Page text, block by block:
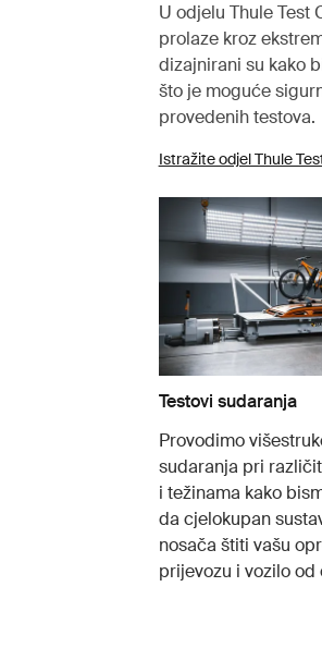
U odjelu Thule
prolaze kroz
dizajnirani su kako
što je moguće
provedenih testova.
Istražite odjel Thule
Testovi sudaranja
Provodimo
sudaranja pri
i težinama kako
da cjelokupan
nosača štiti vašu
prijevozu i vozilo od